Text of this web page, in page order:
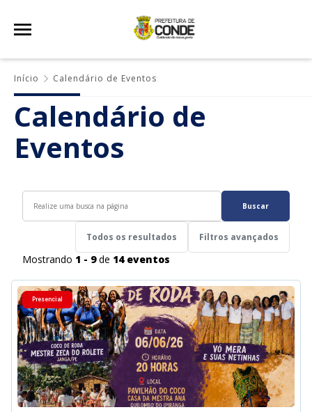
Início Calendário de Eventos
Calendário de
Eventos
Mostrando 1 - 9de 14 eventos
Buscar
Todos os resultados Filtros avançados
Presencial